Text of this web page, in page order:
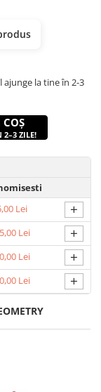
la tine în 2-3
2–3 ZILE!
Lei +
Lei +
Lei +
Lei +